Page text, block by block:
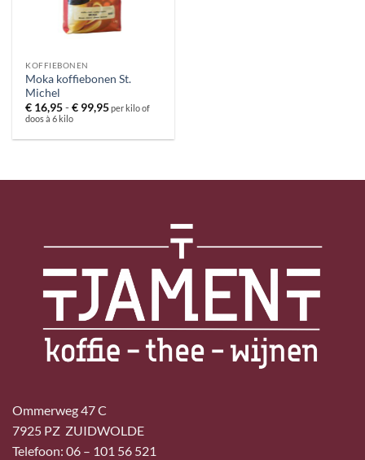
KOFFIEBONEN
Moka koffiebonen St.
Michel
€ 16,95-€ 99,95Prijsklasse:
€ 16,95
€ 99,95
per kilo of
doos à 6 kilo
Ommerweg 47 C
7925 PZ ZUIDWOLDE
Telefoon: 06 – 101 56 521